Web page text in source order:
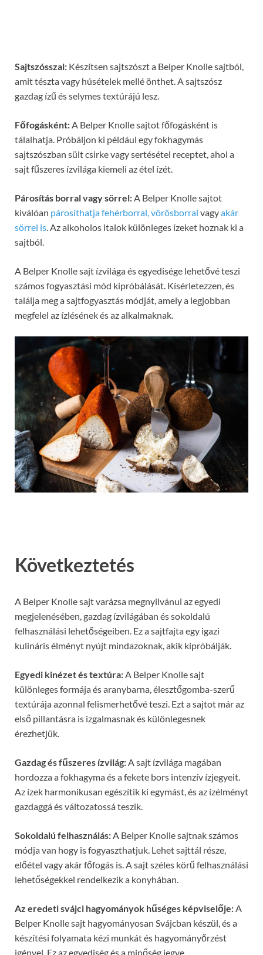
Sajtszósszal: Készítsen sajtszószt a Belper Knolle sajtból,
amit tészta vagy húsételek mellé önthet. A sajtszósz
gazdag ízű és selymes textúrájú lesz.
Főfogásként:A Belper Knolle sajtot főfogásként is
tálalhatja. Próbáljon ki például egy fokhagymás
sajtszószban sült csirke vagy sertésétel receptet, ahol a
sajt fűszeres ízvilága kiemeli az étel ízét.
Párosítás borral vagy sörrel:A Belper Knolle sajtot
kiválóan párosíthatja fehérborral, vörösborral vagyakár
sörrel is. Az alkoholos italok különleges ízeket hoznak ki a
sajtból.
A Belper Knolle sajt ízvilága és egyedisége lehetővé teszi
számos fogyasztási mód kipróbálását. Kísérletezzen, és
találja meg a sajtfogyasztás módját, amely a legjobban
megfelel az ízlésének és az alkalmaknak.
Következtetés
A Belper Knolle sajt varázsa megnyilvánul az egyedi
megjelenésében, gazdag ízvilágában és sokoldalú
felhasználási lehetőségeiben. Ez a sajtfajta egy igazi
kulináris élményt nyújt mindazoknak, akik kipróbálják.
Egyedi kinézet és textúra:A Belper Knolle sajt
különleges formája és aranybarna, élesztőgomba-szerű
textúrája azonnal felismerhetővé teszi. Ezt a sajtot már az
első pillantásra is izgalmasnak és különlegesnek
érezhetjük.
Gazdag és fűszeres ízvilág:A sajt ízvilága magában
hordozza a fokhagyma és a fekete bors intenzív ízjegyeit.
Az ízek harmonikusan egészítik ki egymást, és az ízélményt
gazdaggá és változatossá teszik.
Sokoldalú felhasználás:A Belper Knolle sajtnak számos
módja van hogy is fogyaszthatjuk. Lehet sajttál része,
előétel vagy akár főfogás is. A sajt széles körű felhasználási
lehetőségekkel rendelkezik a konyhában.
Az eredeti svájci hagyományok hűséges képviselője:A
Belper Knolle sajt hagyományosan Svájcban készül, és a
készítési folyamata kézi munkát és hagyományőrzést
igényel. Ez az egyediség és a minőség jegye.